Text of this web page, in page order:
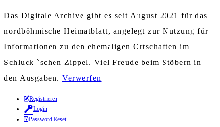
Das Digitale Archive gibt es seit August 2021 für das
nordböhmische Heimatblatt, angelegt zur Nutzung für
Informationen zu den ehemaligen Ortschaften im
Schluck `schen Zippel. Viel Freude beim Stöbern in
den Ausgaben. Verwerfen
Zum
Inhalt
springen
Registrieren
Login
Password Reset